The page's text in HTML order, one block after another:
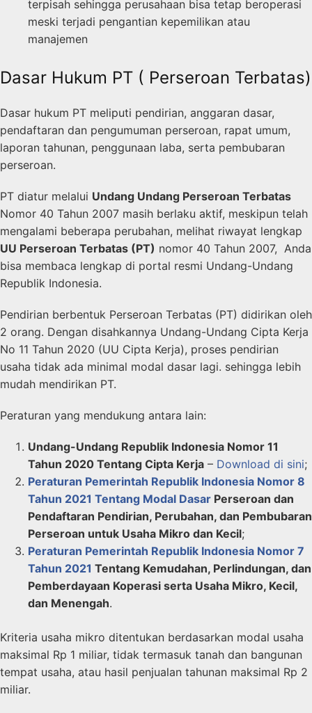
terpisah sehingga perusahaan bisa tetap beroperasi
meski terjadi pengantian kepemilikan atau
manajemen
Dasar Hukum PT ( Perseroan Terbatas)
Dasar hukum PT meliputi pendirian, anggaran dasar,
pendaftaran dan pengumuman perseroan, rapat umum,
laporan tahunan, penggunaan laba, serta pembubaran
perseroan.
PT diatur melalui Undang Undang Perseroan Terbatas
Nomor 40 Tahun 2007 masih berlaku aktif, meskipun telah
mengalami beberapa perubahan, melihat riwayat lengkap
UU Perseroan Terbatas (PT) nomor 40 Tahun 2007, Anda
bisa membaca lengkap di portal resmi Undang-Undang
Republik Indonesia.
Pendirian berbentuk Perseroan Terbatas (PT) didirikan oleh
2 orang. Dengan disahkannya Undang-Undang Cipta Kerja
No 11 Tahun 2020 (UU Cipta Kerja), proses pendirian
usaha tidak ada minimal modal dasar lagi. sehingga lebih
mudah mendirikan PT.
Peraturan yang mendukung antara lain:
Undang-Undang Republik Indonesia Nomor 11
Tahun 2020 Tentang Cipta Kerja – Download di sini;
Peraturan Pemerintah Republik Indonesia Nomor 8
Tahun 2021 Tentang Modal Dasar Perseroan dan
Pendaftaran Pendirian, Perubahan, dan Pembubaran
Perseroan untuk Usaha Mikro dan Kecil;
Peraturan Pemerintah Republik Indonesia Nomor 7
Tahun 2021 Tentang Kemudahan, Perlindungan, dan
Pemberdayaan Koperasi serta Usaha Mikro, Kecil,
dan Menengah.
Kriteria usaha mikro ditentukan berdasarkan modal usaha
maksimal Rp 1 miliar, tidak termasuk tanah dan bangunan
tempat usaha, atau hasil penjualan tahunan maksimal Rp 2
miliar.